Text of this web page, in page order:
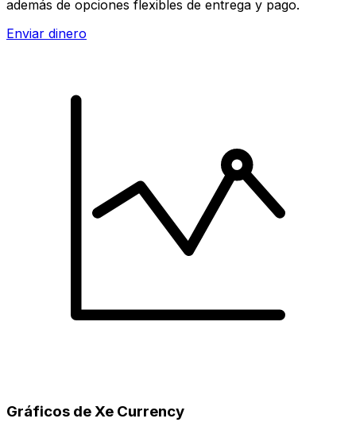
además de opciones flexibles de entrega y pago.
Enviar dinero
Gráficos de Xe Currency